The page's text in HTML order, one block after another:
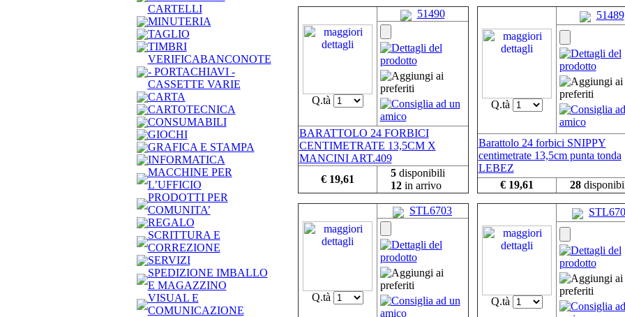
CARTELLI
MINUTERIA
TAGLIO
TIMBRI
VERIFICABANCONOTE
- PORTACHIAVI -
CASSETTE VARIE
CARTA
CARTOTECNICA
CONSUMABILI
GIOCHI
GRAFICA E STAMPA
INFORMATICA
MACCHINE PER
L’UFFICIO
PRODOTTI PER
COMUNITA’
REGALO
SCRITTURA E
CORREZIONE
SERVIZI
SPEDIZIONE IMBALLO
E MAGAZZINO
VISUAL E
COMUNICAZIONE
Q.tà
51490
BARATTOLO 24 FORBICI
CENTIMETRATE 13,5CM X
MANCINI ART.409
€ 19,61
5disponibili
12in arrivo
Q.tà
51489
Barattolo 24 forbici SNIPPY
centimetrate 13,5cm punta tonda
LEBEZ
€ 19,61
28
Q.tà
STL6703
Q.tà